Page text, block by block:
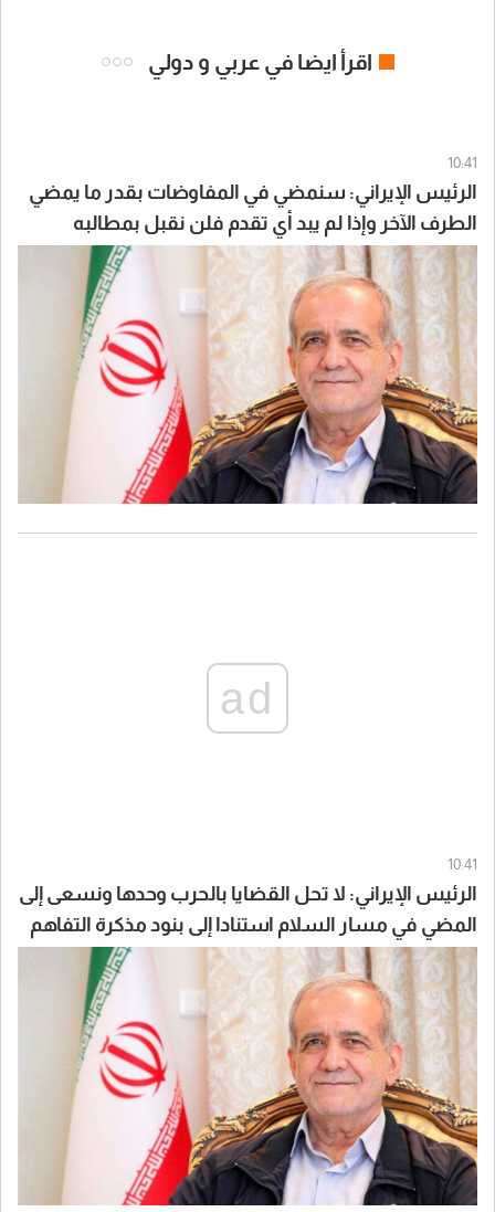
اقرأ ايضا في عربي و دولي
10:41
الرئيس الإيراني: سنمضي في المفاوضات بقدر ما يمضي
الطرف الآخر وإذا لم يبد أي تقدم فلن نقبل بمطالبه
ad
10:41
الرئيس الإيراني: لا تحل القضايا بالحرب وحدها ونسعى إلى
المضي في مسار السلام استنادا إلى بنود مذكرة التفاهم